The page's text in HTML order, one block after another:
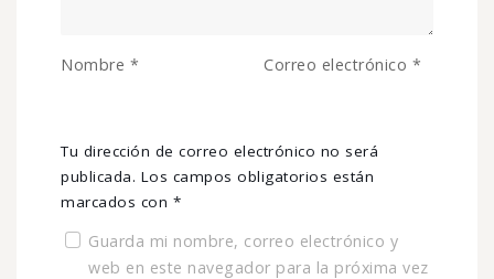
Tu dirección de correo electrónico no será
publicada. Los campos obligatorios están
marcados con *
Nombre * Correo electrónico *
Guarda mi nombre, correo electrónico y
web en este navegador para la próxima vez